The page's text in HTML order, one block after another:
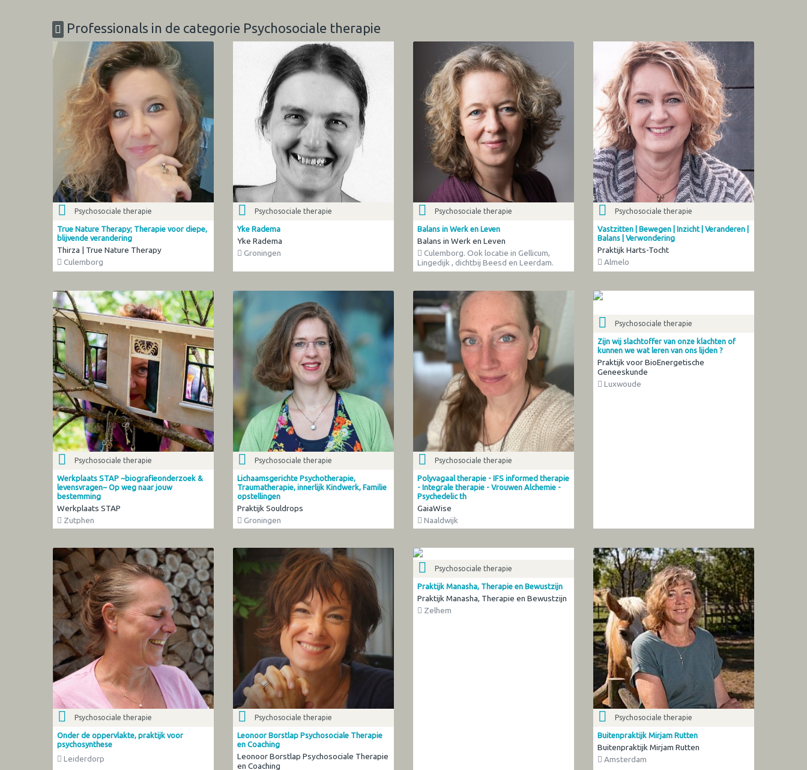
Professionals in de categorie Psychosociale therapie
Psychosociale therapie
True Nature Therapy; Therapie voor diepe,
blijvende verandering
Thirza | True Nature Therapy
Culemborg
Psychosociale therapie
Yke Radema
Yke Radema
Groningen
Psychosociale therapie
Balans in Werk en Leven
Balans in Werk en Leven
Culemborg. Ook locatie in Gellicum,
Lingedijk , dichtbij Beesd en Leerdam.
Psychosociale therapie
Vastzitten | Bewegen | Inzicht | Veranderen |
Balans | Verwondering
Praktijk Harts-Tocht
Almelo
Psychosociale therapie
Werkplaats STAP ~biografieonderzoek &
levensvragen~ Op weg naar jouw
bestemming
Werkplaats STAP
Zutphen
Psychosociale therapie
Lichaamsgerichte Psychotherapie,
Traumatherapie, innerlijk Kindwerk, Familie
opstellingen
Praktijk Souldrops
Groningen
Psychosociale therapie
Polyvagaal therapie - IFS informed therapie
- Integrale therapie - Vrouwen Alchemie -
Psychedelic th
GaiaWise
Naaldwijk
Psychosociale therapie
Zijn wij slachtoffer van onze klachten of
kunnen we wat leren van ons lijden ?
Praktijk voor BioEnergetische
Geneeskunde
Luxwoude
Psychosociale therapie
Onder de oppervlakte, praktijk voor
psychosynthese
Leiderdorp
Psychosociale therapie
Leonoor Borstlap Psychosociale Therapie
en Coaching
Leonoor Borstlap Psychosociale Therapie
en Coaching
Psychosociale therapie
Praktijk Manasha, Therapie en Bewustzijn
Praktijk Manasha, Therapie en Bewustzijn
Zelhem
Psychosociale therapie
Buitenpraktijk Mirjam Rutten
Buitenpraktijk Mirjam Rutten
Amsterdam